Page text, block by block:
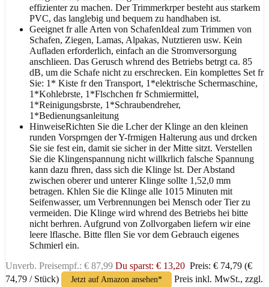
effizienter zu machen. Der Trimmerkrper besteht aus starkem
PVC, das langlebig und bequem zu handhaben ist.
Geeignet fr alle Arten von SchafenIdeal zum Trimmen von
Schafen, Ziegen, Lamas, Alpakas, Nutztieren usw. Kein
Aufladen erforderlich, einfach an die Stromversorgung
anschlieen. Das Gerusch whrend des Betriebs betrgt ca. 85
dB, um die Schafe nicht zu erschrecken. Ein komplettes Set fr
Sie: 1* Kiste fr den Transport, 1*elektrische Schermaschine,
1*Kohlebrste, 1*Flschchen fr Schmiermittel,
1*Reinigungsbrste, 1*Schraubendreher,
1*Bedienungsanleitung
HinweiseRichten Sie die Lcher der Klinge an den kleinen
runden Vorsprngen der Y-frmigen Halterung aus und drcken
Sie sie fest ein, damit sie sicher in der Mitte sitzt. Verstellen
Sie die Klingenspannung nicht willkrlich falsche Spannung
kann dazu fhren, dass sich die Klinge lst. Der Abstand
zwischen oberer und unterer Klinge sollte 1,52,0 mm
betragen. Khlen Sie die Klinge alle 1015 Minuten mit
Seifenwasser, um Verbrennungen bei Mensch oder Tier zu
vermeiden. Die Klinge wird whrend des Betriebs hei bitte
nicht berhren. Aufgrund von Zollvorgaben liefern wir eine
leere lflasche. Bitte fllen Sie vor dem Gebrauch eigenes
Schmierl ein.
Unverb. Preisempf.: € 87,99 Du sparst: € 13,20 Preis: € 74,79 (€
74,79 / Stück)
Jetzt auf Amazon ansehen*
Preis inkl. MwSt., zzgl.